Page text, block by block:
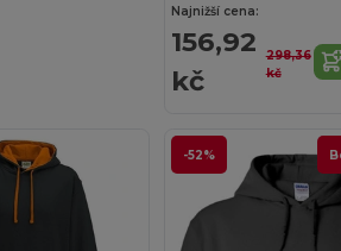
Najnižší cena:
156,92
kč
298,36
kč
-52%